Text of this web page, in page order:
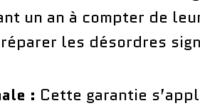
un an à compter de
les désordres
: Cette garantie